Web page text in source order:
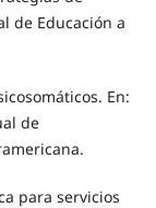
de Educación a
En:
de
para servicios